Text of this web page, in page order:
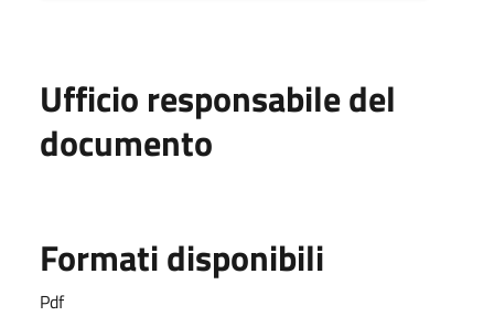
Ufficio responsabile del
documento
Formati disponibili
Pdf